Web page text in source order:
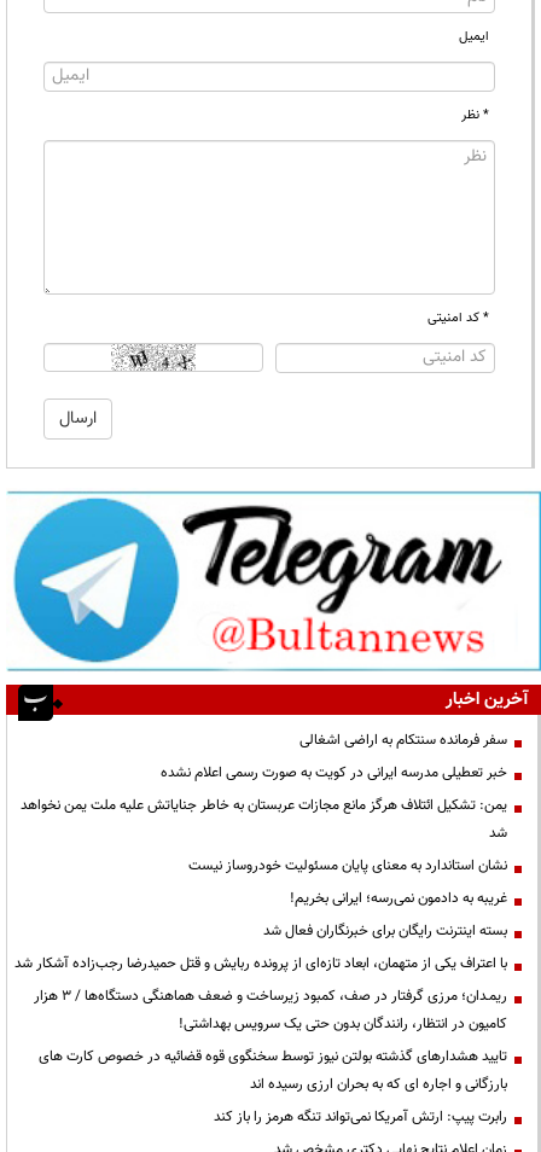
ایمیل
* نظر
* کد امنیتی
آخرین اخبار
سفر فرمانده سنتکام به اراضی اشغالی
خبر تعطیلی مدرسه ایرانی در کویت به صورت رسمی اعلام نشده
یمن: تشکیل ائتلاف هرگز مانع مجازات عربستان به خاطر جنایاتش علیه ملت یمن نخواهد
شد
نشان استاندارد به معنای پایان مسئولیت خودروساز نیست
غریبه به دادمون نمی‌رسه؛ ایرانی بخریم!
بسته اینترنت رایگان برای خبرنگاران فعال شد
با اعتراف یکی از متهمان، ابعاد تازه‌ای از پرونده ربایش و قتل حمیدرضا رجب‌زاده آشکار شد
ریمـدان؛ مرزی گرفتار در صف، کمبود زیرساخت و ضعف هماهنگی دستگاه‌ها / ۳ هزار
کامیون در انتظار، رانندگان بدون حتی یک سرویس بهداشتی!
تایید هشدارهای گذشته بولتن نیوز توسط سخنگوی قوه قضائیه در خصوص کارت های
بارزگانی و اجاره ای که به بحران ارزی رسیده اند
رابرت پیپ: ارتش آمریکا نمی‌تواند تنگه هرمز را باز کند